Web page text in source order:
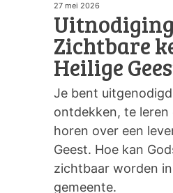
27 mei 2026
Zichtbare
Heilige
Je bent
ontdekken, te leren
horen over een
Geest. Hoe kan
zichtbaar worden
gemeente.